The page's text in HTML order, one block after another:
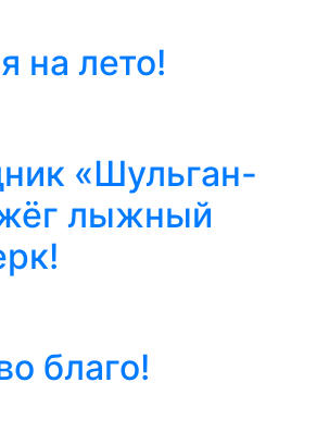
на лето!
«Шульган-
лыжный
благо!